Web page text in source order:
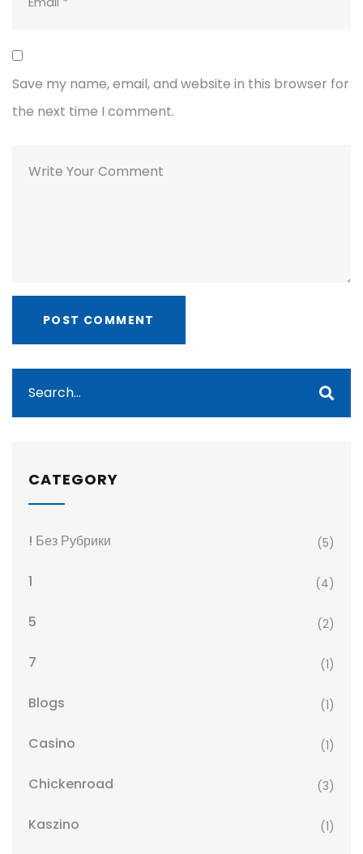
Save my name, email, and website in this browser for
the next time I comment.
CATEGORY
! Без Рубрики (5)
1 (4)
5 (2)
7 (1)
Blogs (1)
Casino (1)
Chickenroad (3)
Kaszino (1)